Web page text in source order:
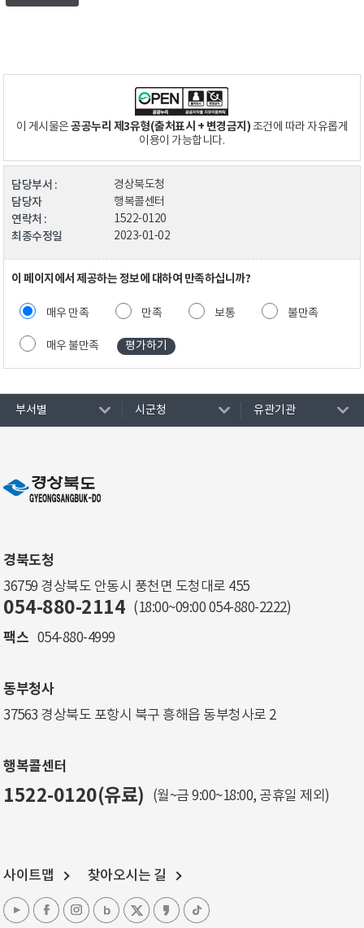
이 게시물은공공누리 제3유형(출처표시 + 변경금지)조건에 따라 자유롭게
이용이 가능합니다.
담당부서 : 경상북도청
담당자 행복콜센터
연락처 : 1522-0120
최종수정일 2023-01-02
이 페이지에서 제공하는 정보에 대하여 만족하십니까?
매우 만족 만족 보통 불만족
매우 불만족
부서별 시군청 유관기관
경북도청
36759 경상북도 안동시 풍천면 도청대로 455
054-880-2114 (18:00~09:00 054-880-2222)
팩스 054-880-4999
동부청사
37563 경상북도 포항시 북구 흥해읍 동부청사로 2
행복콜센터
1522-0120(유료) (월~금 9:00~18:00, 공휴일 제외)
사이트맵 찾아오시는 길